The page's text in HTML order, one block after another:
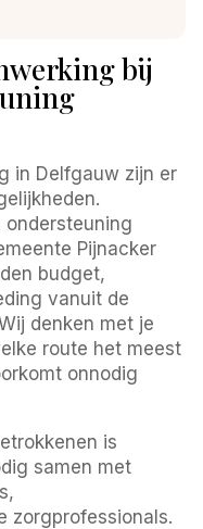
bij
in Delfgauw zijn er
Pijnacker
budget,
vanuit de
denken met je
route het meest
onnodig
is
samen met
zorgprofessionals.